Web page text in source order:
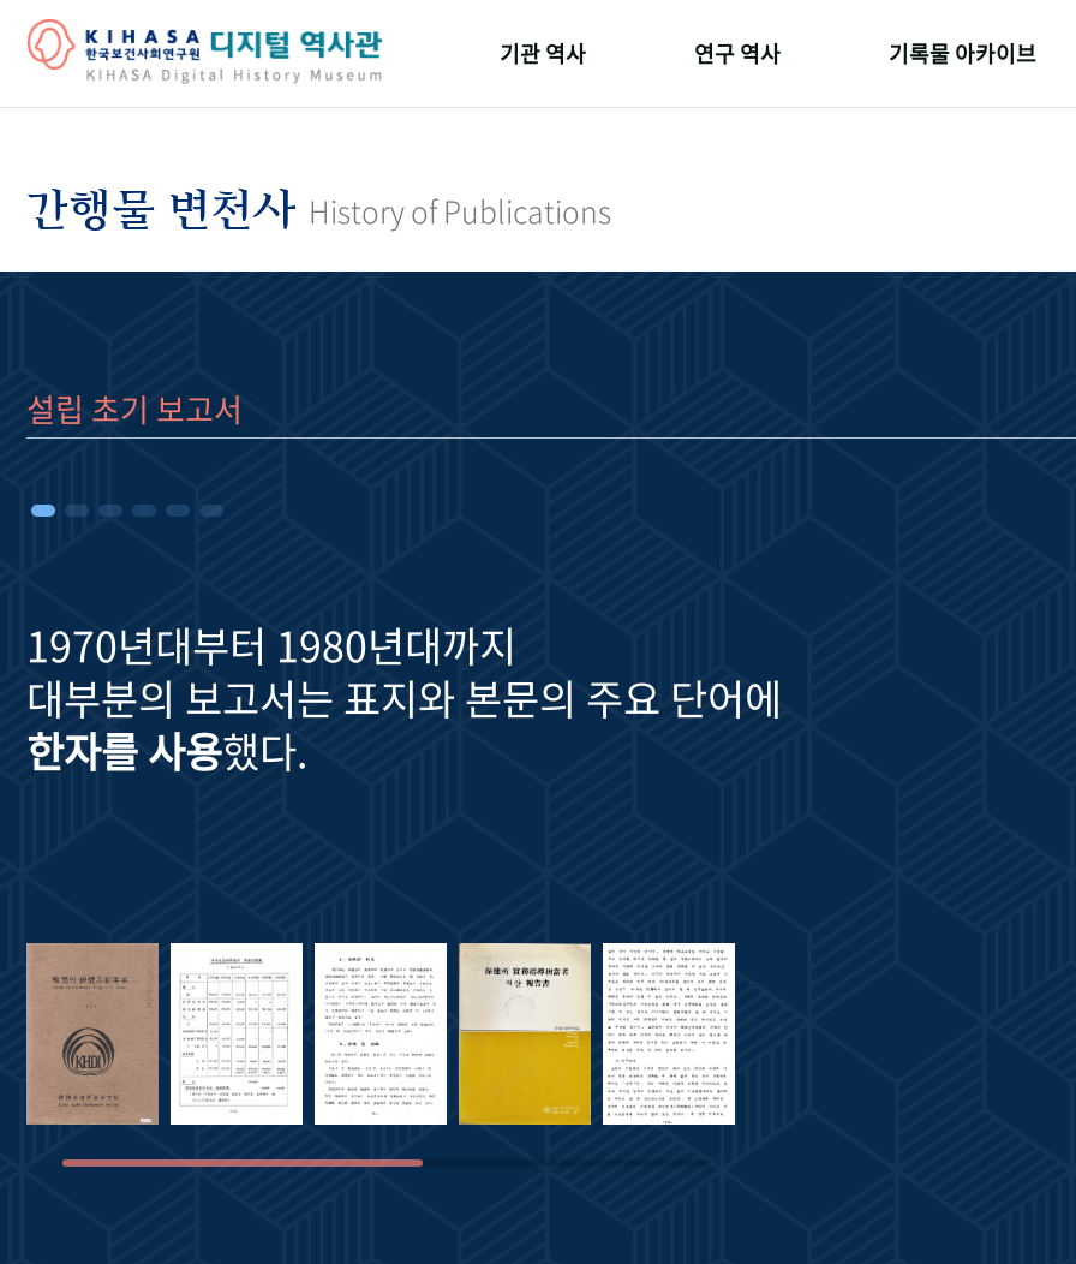
기관 역사
기관 변천사
연구 역사 기록물 아카이브
간행물 변천사 History of Publications
설립 초기 보고서
1970년대부터 1980년대까지
대부분의 보고서는 표지와 본문의 주요 단어에
한자를 사용했다.